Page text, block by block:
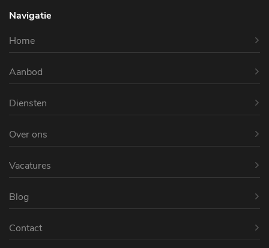
Navigatie
Home
Aanbod
Diensten
Over ons
Vacatures
Blog
Contact